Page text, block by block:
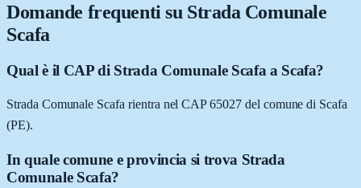
Domande frequenti su Strada Comunale
Scafa
Qual è il CAP di Strada Comunale Scafa a Scafa?
Strada Comunale Scafa rientra nel CAP 65027 del comune di Scafa
(PE).
In quale comune e provincia si trova Strada
Comunale Scafa?